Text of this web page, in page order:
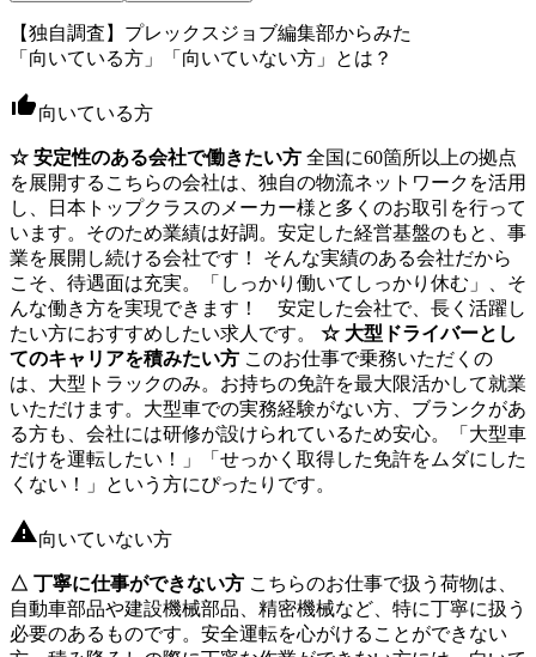
【独自調査】プレックスジョブ編集部からみた
「向いている方」「向いていない方」とは？
向いている方
☆ 安定性のある会社で働きたい方 全国に60箇所以上の拠点
を展開するこちらの会社は、独自の物流ネットワークを活用
し、日本トップクラスのメーカー様と多くのお取引を行って
います。そのため業績は好調。安定した経営基盤のもと、事
業を展開し続ける会社です！ そんな実績のある会社だから
こそ、待遇面は充実。「しっかり働いてしっかり休む」、そ
んな働き方を実現できます！ 安定した会社で、長く活躍し
たい方におすすめしたい求人です。 ☆ 大型ドライバーとし
てのキャリアを積みたい方 このお仕事で乗務いただくの
は、大型トラックのみ。お持ちの免許を最大限活かして就業
いただけます。大型車での実務経験がない方、ブランクがあ
る方も、会社には研修が設けられているため安心。「大型車
だけを運転したい！」「せっかく取得した免許をムダにした
くない！」という方にぴったりです。
向いていない方
△ 丁寧に仕事ができない方 こちらのお仕事で扱う荷物は、
自動車部品や建設機械部品、精密機械など、特に丁寧に扱う
必要のあるものです。安全運転を心がけることができない